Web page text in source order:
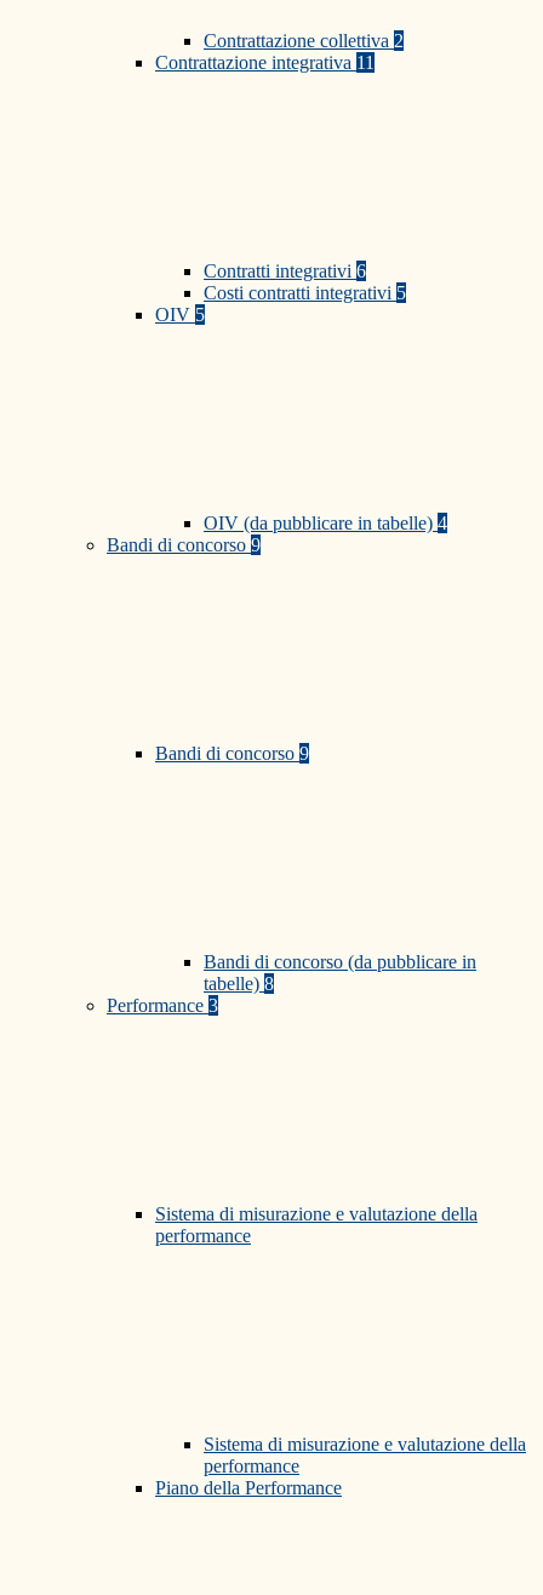
Contrattazione collettiva 2
Contrattazione integrativa 11
Contratti integrativi 6
Costi contratti integrativi 5
OIV 5
OIV (da pubblicare in tabelle) 4
Bandi di concorso 9
Bandi di concorso 9
Bandi di concorso (da pubblicare in
tabelle) 8
Performance 3
Sistema di misurazione e valutazione della
performance
Sistema di misurazione e valutazione della
performance
Piano della Performance